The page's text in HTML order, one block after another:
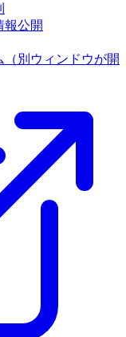
報公開
（別ウィンドウが開